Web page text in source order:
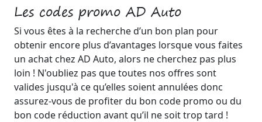
Les codes promo AD Auto
Si vous êtes à la recherche d’un bon plan pour
obtenir encore plus d’avantages lorsque vous faites
un achat chez AD Auto, alors ne cherchez pas plus
loin ! N'oubliez pas que toutes nos offres sont
valides jusqu'à ce qu’elles soient annulées donc
assurez-vous de profiter du bon code promo ou du
bon code réduction avant qu’il ne soit trop tard !